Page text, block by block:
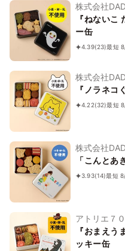
株式会社
『ねないこ
ー缶
4.39(23)最短
株式会社
『ノラネコ
4.22(32)最短
株式会社
「こんとあ
3.93(14)最短
アトリエ７
『おまえう
ッキー缶